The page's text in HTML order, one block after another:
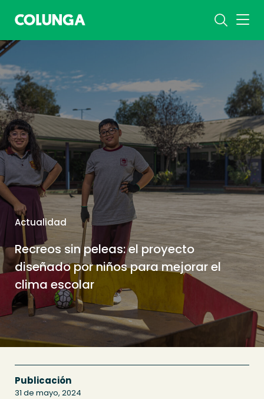
Actualidad
Recreos sin peleas: el proyecto
diseñado por niños para mejorar el
clima escolar
Publicación
31 de mayo, 2024